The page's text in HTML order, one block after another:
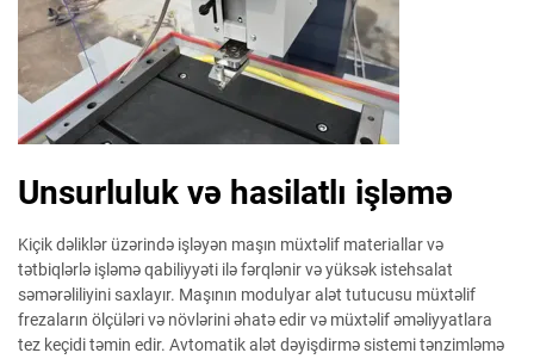
Unsurluluk və hasilatlı işləmə
Kiçik dəliklər üzərində işləyən maşın müxtəlif materiallar və
tətbiqlərlə işləmə qabiliyyəti ilə fərqlənir və yüksək istehsalat
səmərəliliyini saxlayır. Maşının modulyar alət tutucusu müxtəlif
frezaların ölçüləri və növlərini əhatə edir və müxtəlif əməliyyatlara
tez keçidi təmin edir. Avtomatik alət dəyişdirmə sistemi tənzimləmə